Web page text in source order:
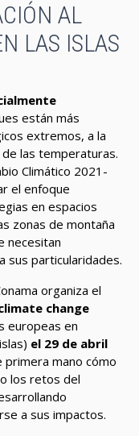
AL
LAS ISLAS
están más
extremos, a la
las temperaturas.
Climático 2021-
el enfoque
en espacios
zonas de montaña
necesitan
sus particularidades.
organiza el
change
europeas en
el 29 de abril
primera mano cómo
los retos del
a sus impactos.